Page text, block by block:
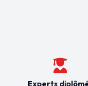
Experts